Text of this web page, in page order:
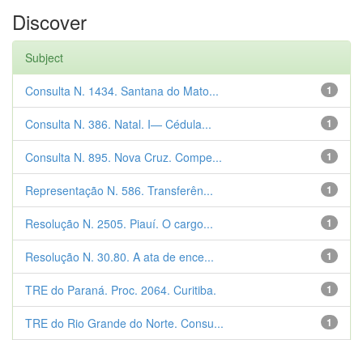
Discover
Subject
1
Consulta N. 1434. Santana do Mato...
1
Consulta N. 386. Natal. I— Cédula...
1
Consulta N. 895. Nova Cruz. Compe...
1
Representação N. 586. Transferên...
1
Resolução N. 2505. Piauí. O cargo...
1
Resolução N. 30.80. A ata de ence...
1
TRE do Paraná. Proc. 2064. Curitiba.
1
TRE do Rio Grande do Norte. Consu...